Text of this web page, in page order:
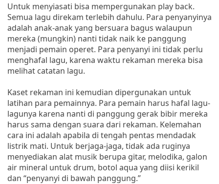
Untuk menyiasati bisa mempergunakan play back.
Semua lagu direkam terlebih dahulu. Para penyanyinya
adalah anak-anak yang bersuara bagus walaupun
mereka (mungkin) nanti tidak naik ke panggung
menjadi pemain operet. Para penyanyi ini tidak perlu
menghafal lagu, karena waktu rekaman mereka bisa
melihat catatan lagu.
Kaset rekaman ini kemudian dipergunakan untuk
latihan para pemainnya. Para pemain harus hafal lagu-
lagunya karena nanti di panggung gerak bibir mereka
harus sama dengan suara dari rekaman. Kelemahan
cara ini adalah apabila di tengah pentas mendadak
listrik mati. Untuk berjaga-jaga, tidak ada ruginya
menyediakan alat musik berupa gitar, melodika, galon
air mineral untuk drum, botol aqua yang diisi kerikil
dan “penyanyi di bawah panggung.”